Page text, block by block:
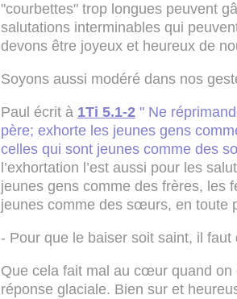
"courbettes" trop longues peuvent
salutations interminables qui
devons être joyeux et heureux de
Soyons aussi modéré dans nos
Paul écrit à 1Ti 5.1-2 " Ne
père; exhorte les jeunes gens
celles qui sont jeunes comme des
l’exhortation l’est aussi pour les
jeunes gens comme des frères, les
jeunes comme des sœurs, en toute
- Pour que le baiser soit saint, il faut
Que cela fait mal au cœur quand on
réponse glaciale. Bien sur et